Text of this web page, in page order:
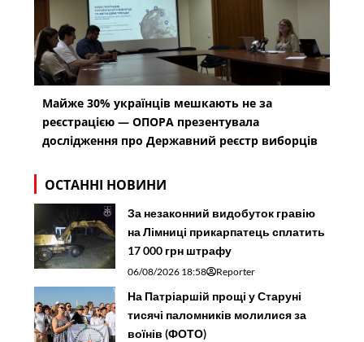
Майже 30% українців мешкають не за
реєстрацією — ОПОРА презентувала
дослідження про Державний реєстр виборців
ОСТАННІ НОВИНИ
За незаконний видобуток гравію
на Лімниці прикарпатець сплатить
17 000 грн штрафу
06/08/2026 18:58 Reporter
На Патріаршій прощі у Старуні
тисячі паломників молилися за
воїнів (ФОТО)